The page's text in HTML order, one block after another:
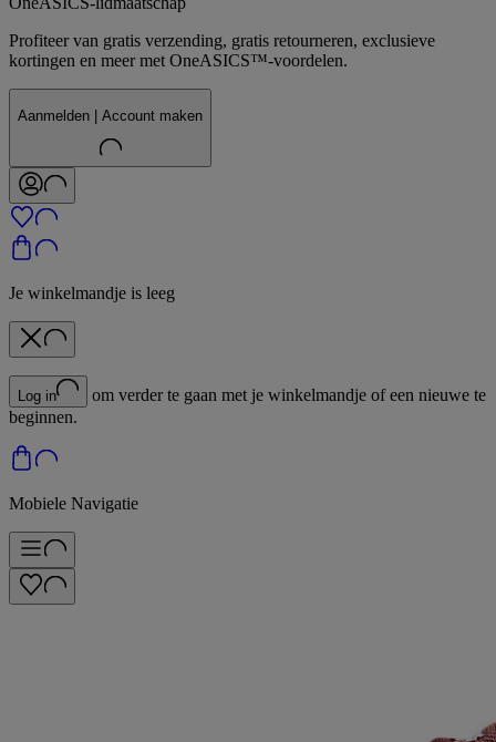
Profiteer van gratis verzending, gratis retourneren, exclusieve
kortingen en meer met OneASICS™-voordelen.
Aanmelden | Account maken
Je winkelmandje is leeg
Log in
om verder te gaan met je winkelmandje of een nieuwe te
beginnen.
Mobiele Navigatie